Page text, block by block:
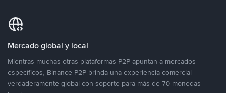
Mercado global y local
Mientras muchas otras plataformas P2P apuntan a mercados
específicos, Binance P2P brinda una experiencia comercial
verdaderamente global con soporte para más de 70 monedas